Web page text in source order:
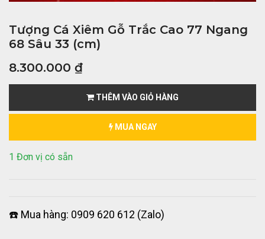
Tượng Cá Xiêm Gỗ Trắc Cao 77 Ngang
68 Sâu 33 (cm)
8.300.000 ₫
THÊM VÀO GIỎ HÀNG
MUA NGAY
1 Đơn vị có sẵn
☎️ Mua hàng: 0909 620 612 (Zalo)